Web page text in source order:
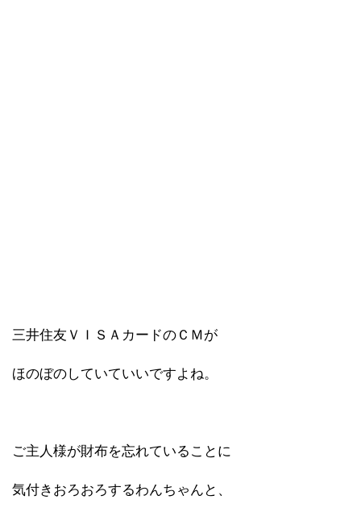
三井住友ＶＩＳＡカードのＣＭが
ほのぼのしていていいですよね。
ご主人様が財布を忘れていることに
気付きおろおろするわんちゃんと、